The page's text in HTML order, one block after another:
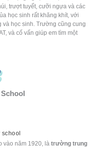
trượt tuyết, cưỡi ngựa và các
học sinh rất khăng khít, với
học sinh. Trường cũng cung
và cố vấn giúp em tìm một
vào năm 1920, là trường trung